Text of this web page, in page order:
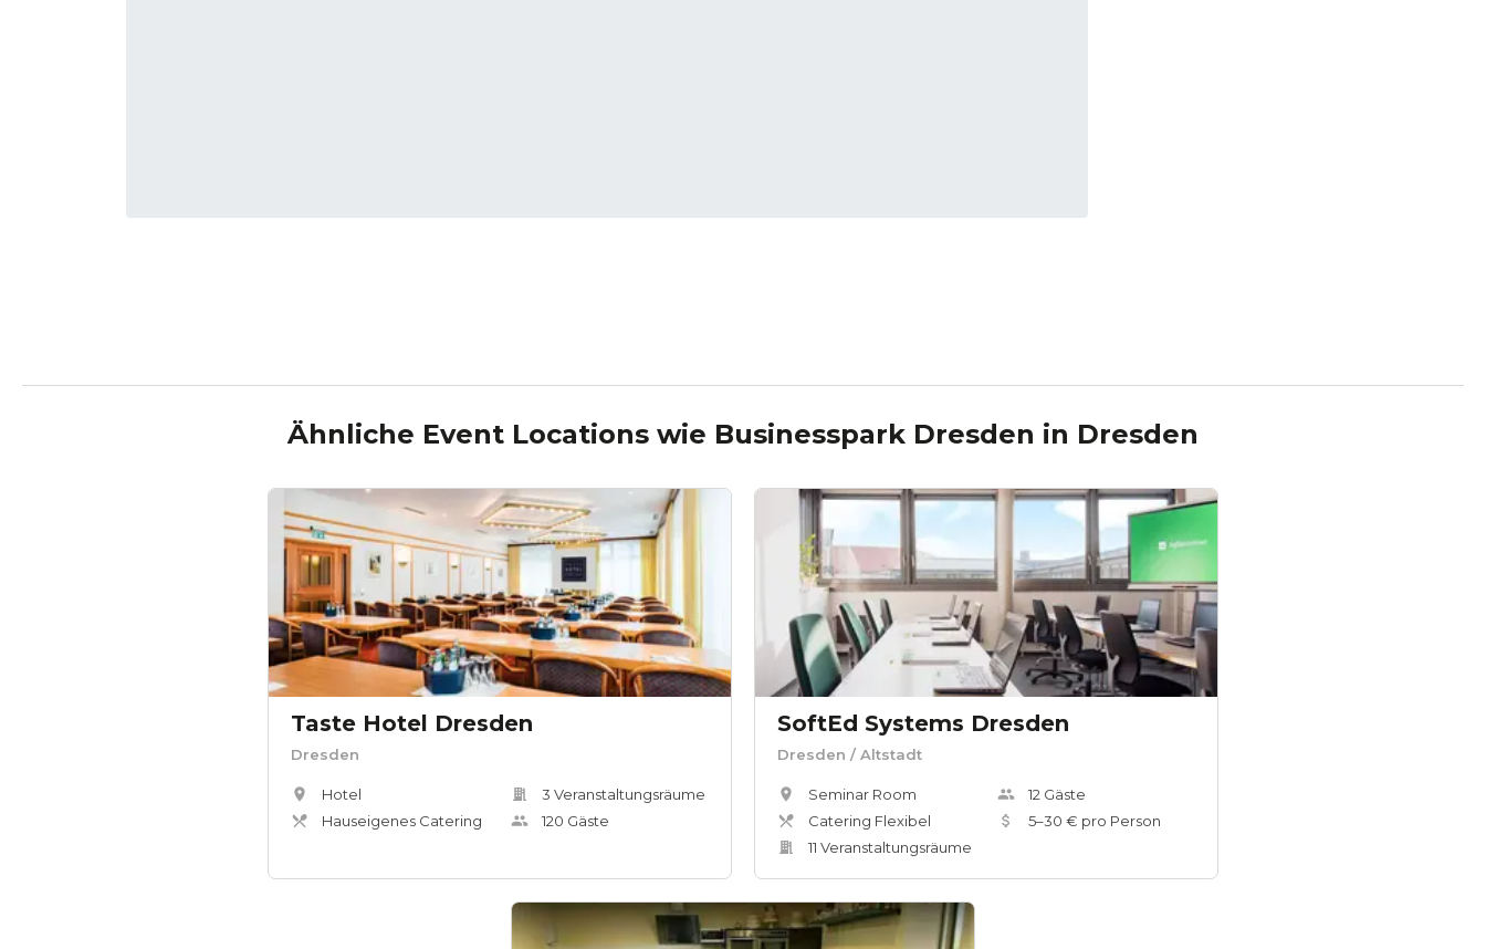
Ähnliche Event Locations wie Businesspark Dresden in Dresden
Taste Hotel Dresden
Dresden
Hotel
Hauseigenes Catering
3 Veranstaltungsräume
120 Gäste
SoftEd Systems Dresden
Dresden / Altstadt
Seminar Room
Catering Flexibel
11 Veranstaltungsräume
12 Gäste
5–30 € pro Person